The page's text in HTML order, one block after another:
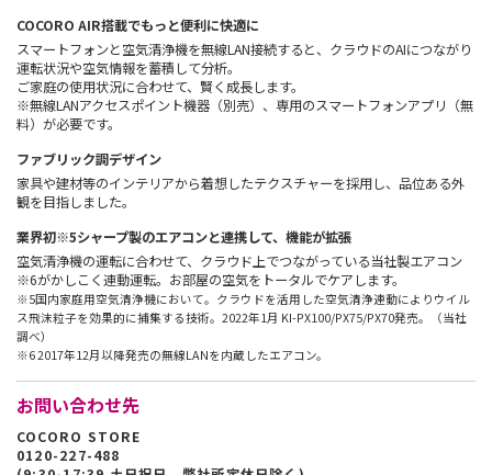
COCORO AIR搭載でもっと便利に快適に
スマートフォンと空気清浄機を無線LAN接続すると、クラウドのAIにつながり
運転状況や空気情報を蓄積して分析。
ご家庭の使用状況に合わせて、賢く成長します。
※無線LANアクセスポイント機器（別売）、専用のスマートフォンアプリ（無
料）が必要です。
ファブリック調デザイン
家具や建材等のインテリアから着想したテクスチャーを採用し、品位ある外
観を目指しました。
業界初※5シャープ製のエアコンと連携して、機能が拡張
空気清浄機の運転に合わせて、クラウド上でつながっている当社製エアコン
※6がかしこく連動運転。お部屋の空気をトータルでケアします。
※5国内家庭用空気清浄機において。クラウドを活用した空気清浄連動によりウイル
ス飛沫粒子を効果的に捕集する技術。2022年1月 KI-PX100/PX75/PX70発売。（当社
調べ）
※6 2017年12月以降発売の無線LANを内蔵したエアコン。
お問い合わせ先
COCORO STORE
0120-227-488